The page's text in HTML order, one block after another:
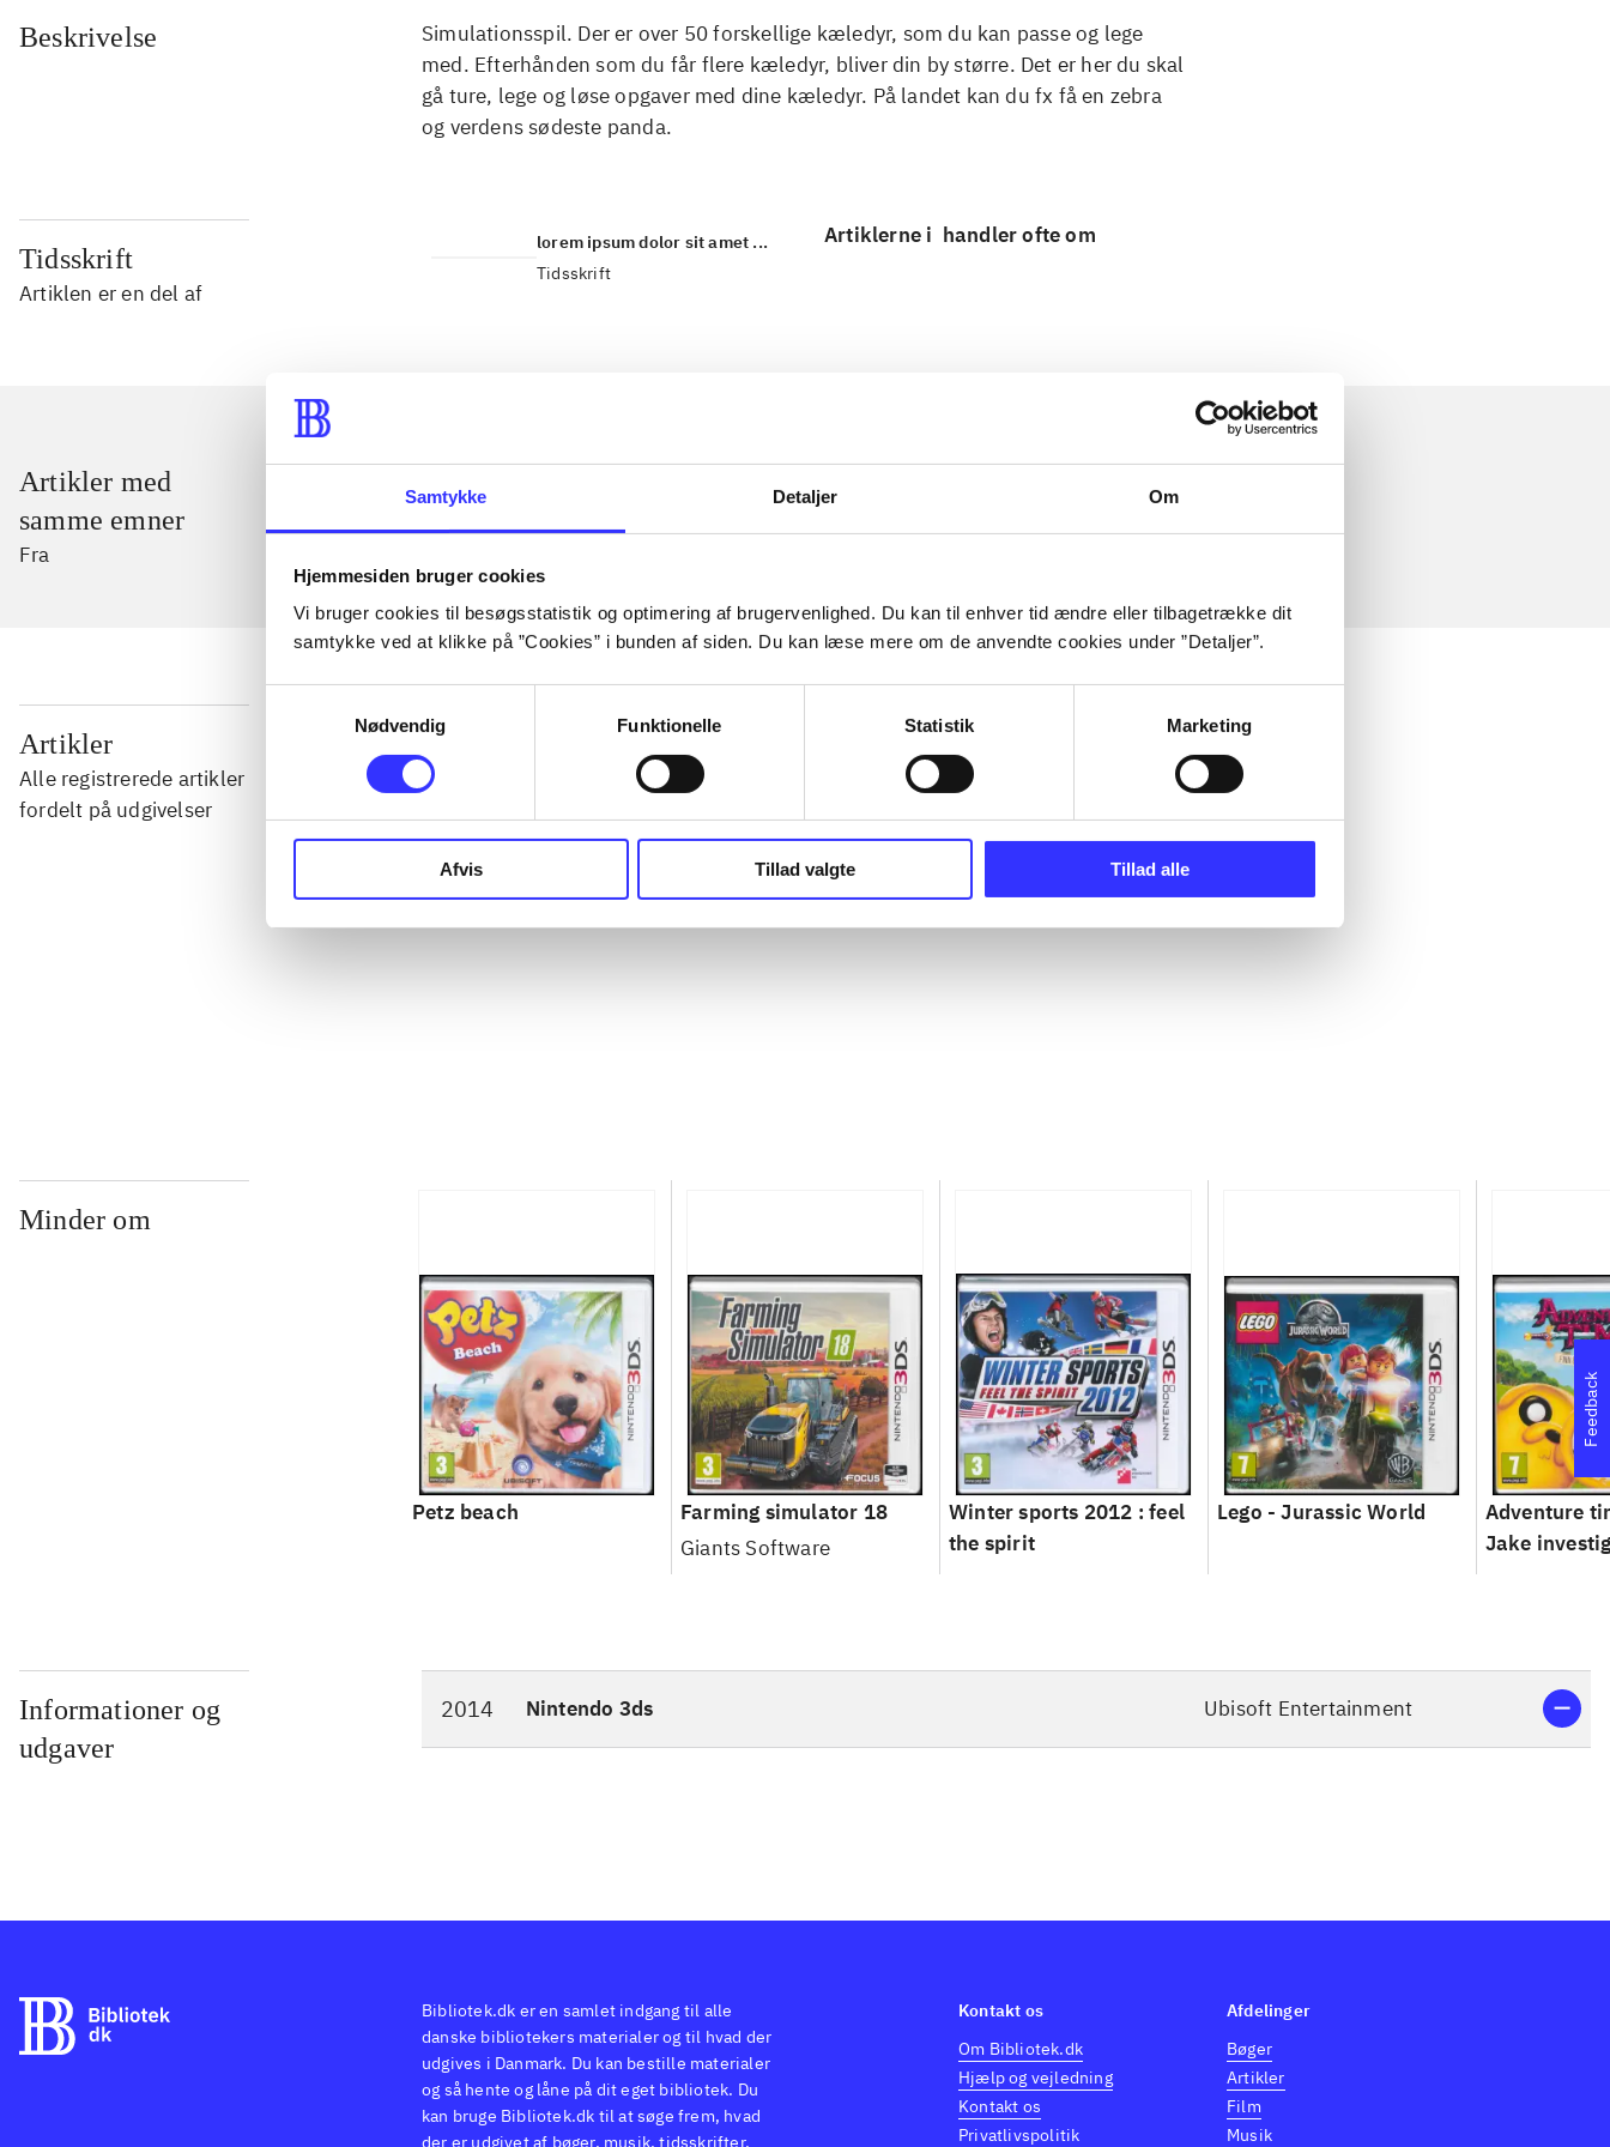
Samtykke Detaljer Om
Hjemmesiden bruger cookies
Vi bruger cookies til besøgsstatistik og optimering af brugervenlighed. Du kan til enhver tid ændre eller tilbagetrække dit
samtykke ved at klikke på ”Cookies” i bunden af siden. Du kan læse mere om de anvendte cookies under ”Detaljer”.
Nødvendig
Funktionelle Statistik Marketing
Afvis Tillad valgte Tillad alle
Beskrivelse
Simulationsspil. Der er over 50 forskellige kæledyr, som du kan passe og lege
med. Efterhånden som du får flere kæledyr, bliver din by større. Det er her du skal
gå ture, lege og løse opgaver med dine kæledyr. På landet kan du fx få en zebra
og verdens sødeste panda.
Tidsskrift
Artiklen er en del af
lorem ipsum dolor sit amet ...
Tidsskrift
Artiklerne i handler ofte om
Artikler med
samme emner
Fra
Artikler
Alle registrerede artikler
fordelt på udgivelser
...
Minder om
Petz beach
Farming simulator 18
Giants Software
Winter sports 2012 : feel
the spirit
Lego - Jurassic World
Adventure
Jake
Informationer og
udgaver
2014 Nintendo 3ds Ubisoft Entertainment
Feedback
Bibliotek.dk er en samlet indgang til alle
danske bibliotekers materialer og til hvad der
udgives i Danmark. Du kan bestille materialer
og så hente og låne på dit eget bibliotek. Du
kan bruge Bibliotek.dk til at søge frem, hvad
der er udgivet af bøger, musik, tidsskrifter,
Kontakt os
Om Bibliotek.dk
Hjælp og vejledning
Kontakt os
Privatlivspolitik
Afdelinger
Bøger
Artikler
Film
Musik